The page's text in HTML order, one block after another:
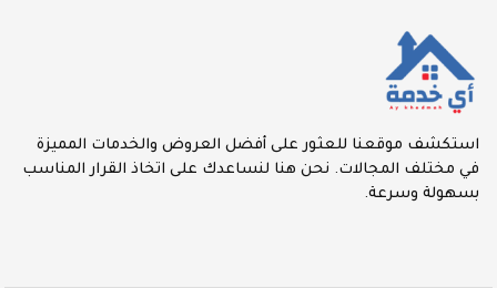
استكشف موقعنا للعثور على أفضل العروض والخدمات المميزة
في مختلف المجالات. نحن هنا لنساعدك على اتخاذ القرار المناسب
بسهولة وسرعة.